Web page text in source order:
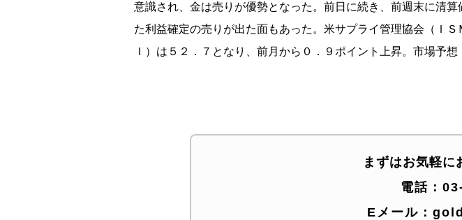
意識され、金は売りが優勢となった。前日に続き、前週末に清
た利益確定の売りが出た面もあった。米サプライ管理協会（Ｉ
Ｉ）は５２．７となり、前月から０．９ポイント上昇。市場予
まずはお気軽に
電話：
Eメール：